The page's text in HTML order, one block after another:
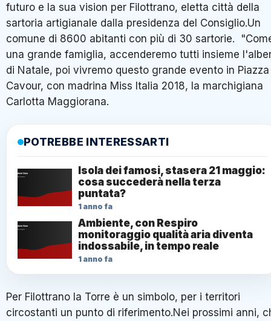
futuro e la sua vision per Filottrano, eletta città della
sartoria artigianale dalla presidenza del Consiglio.Un
comune di 8600 abitanti con più di 30 sartorie.
una grande famiglia, accenderemo tutti insieme
di Natale, poi vivremo questo grande evento in Piazza
Cavour, con madrina Miss Italia 2018, la marchigiana
Carlotta Maggiorana.
POTREBBE INTERESSARTI
Isola dei famosi, stasera 21 maggio:
cosa succederà nella terza
puntata?
1 anno fa
Ambiente, con Respiro
monitoraggio qualità aria diventa
indossabile, in tempo reale
1 anno fa
Per Filottrano la Torre è un simbolo, per i territori
circostanti un punto di riferimento.Nei prossimi anni,